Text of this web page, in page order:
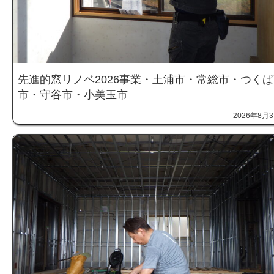
先進的窓リノベ2026事業・土浦市・常総市・つくば
市・守谷市・小美玉市
2026年8月